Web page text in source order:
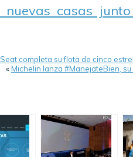
nuevas casas
completa su flota de cinco
«Michelin lanza #ManejateBien,